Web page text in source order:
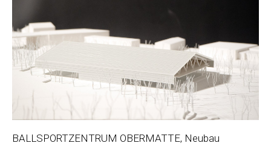
BALLSPORTZENTRUM OBERMATTE, Neubau